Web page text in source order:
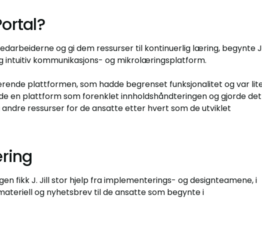
og gi dem ressurser til kontinuerlig læring, begynte
intuitiv kommunikasjons- og mikrolæringsplatform.
plattformen, som hadde begrenset funksjonalitet og var
en plattform som forenklet innholdshåndteringen og gjorde det
ressurser for de ansatte etter hvert som de utviklet
fikk J. Jill stor hjelp fra implementerings- og designteamene, i
og nyhetsbrev til de ansatte som begynte i